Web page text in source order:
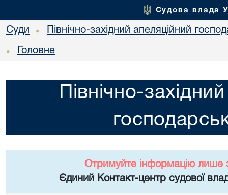
Судова влада
Суди • Північно-західний апеляційний
• Головне
Північно-
Отримуйте інформацію лише
Єдиний Контакт-центр судової